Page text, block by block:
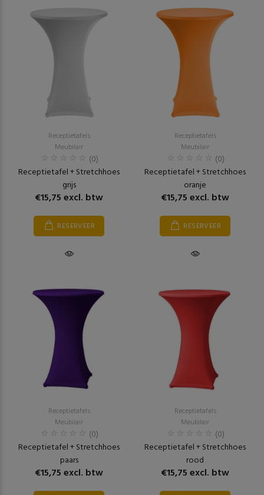
Receptietafels
Meubilair
(0)
Receptietafel + Stretchhoes
grijs
€15,75 excl. btw
RESERVEER
Receptietafels
Meubilair
(0)
Receptietafel + Stretchhoes
oranje
€15,75 excl. btw
RESERVEER
Receptietafels
Meubilair
(0)
Receptietafel + Stretchhoes
paars
€15,75 excl. btw
Receptietafels
Meubilair
(0)
Receptietafel + Stretchhoes
rood
€15,75 excl. btw